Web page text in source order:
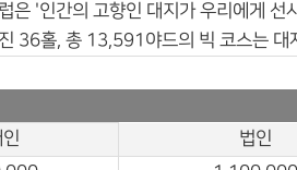
은 '인간의 고향인 대지가 우리에게
36홀, 총 13,591야드의 빅 코스는 대
인
법인